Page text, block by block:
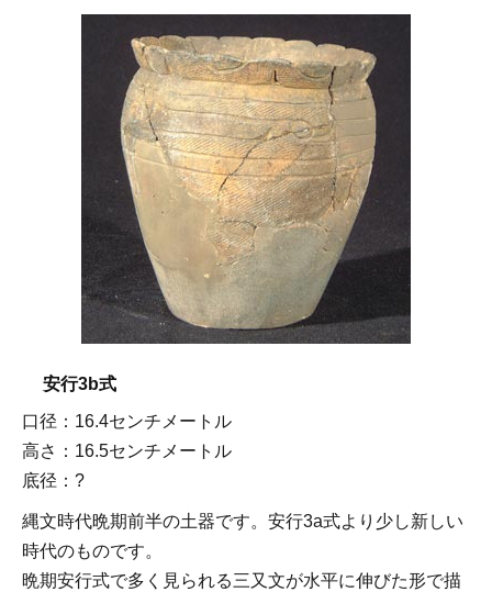
安行3b式
口径：16.4センチメートル
高さ：16.5センチメートル
底径：?
縄文時代晩期前半の土器です。安行3a式より少し新しい
時代のものです。
晩期安行式で多く見られる三又文が水平に伸びた形で描